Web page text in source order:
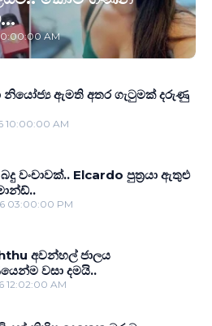
AM
නියෝජ්‍ය ඇමති අතර ගැටුමක් දරුණු
10:00:00 AM
වංචාවක්.. Elcardo පුත‍්‍රයා ඇතුළු
03:00:00 PM
අවන්හල් ජාලය
වසා දමයි..
12:02:00 AM